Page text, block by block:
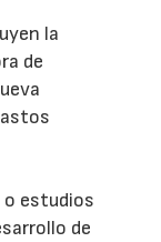
la
de
o estudios
de